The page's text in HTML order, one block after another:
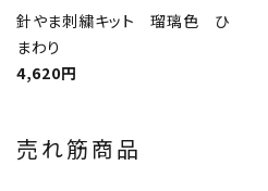
針やま刺繍キット 瑠璃色 ひ
まわり
4,620円
売れ筋商品